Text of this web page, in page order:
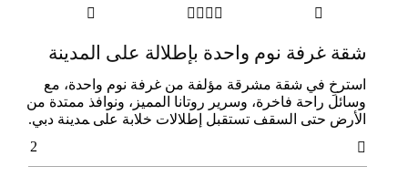

   

ﺷﻘﺔ ﻏﺮﻓﺔ ﻧﻮم واﺣﺪة بإطلالة على اﻟﻤﺪﻳﻨﺔ
استرخِ في شقة مشرقة مؤلفة من غرفة نوم واحدة، مع
وسائل راحة فاخرة، وسرير روتانا المميز، ونوافذ ممتدة من
الأرض حتى السقف تستقبل إطلالات خلابة على ﻤﺪﻳﻨﺔ دبي.

2